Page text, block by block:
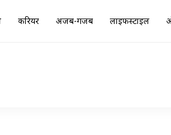
करियर अजब-गजब लाइफस्टाइल